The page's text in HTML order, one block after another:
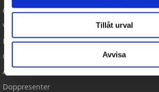
Tillåt urval
Avvisa
Cookies
Varumärken
Köpvillkor
Om oss
Artiklar
Doppresenter